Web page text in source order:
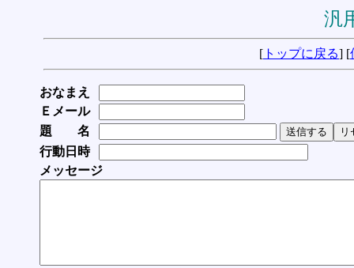
汎
[ トップに戻る] [
おなまえ
Ｅメール
題 名
行動日時
メッセージ